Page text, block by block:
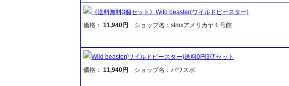
《送料無料3個セット》Wild beaster(ワイルドビースター)
価格： 11,940円 ショップ名：stmxアメリカヤ１号館
Wild beaster(ワイルドビースター)送料0円3個セット
価格： 11,940円 ショップ名：パワスポ